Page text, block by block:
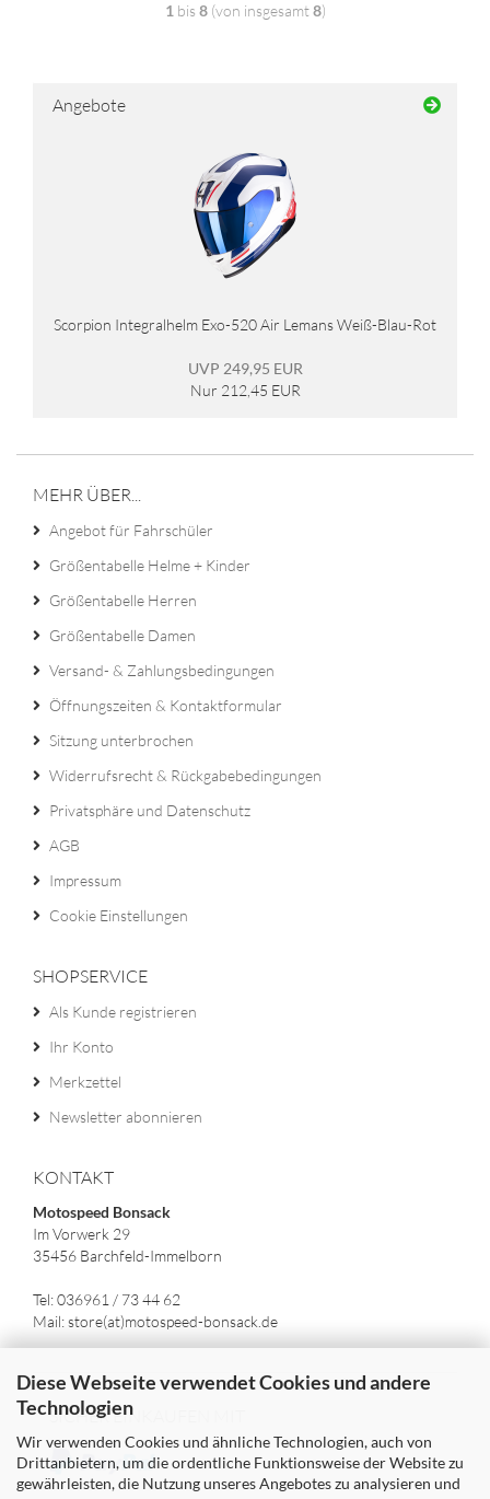
Diese Webseite verwendet Cookies und andere
Technologien
Wir verwenden Cookies und ähnliche Technologien, auch von
Drittanbietern, um die ordentliche Funktionsweise der Website zu
gewährleisten, die Nutzung unseres Angebotes zu analysieren und
1 bis 8(von insgesamt8)
Angebote
Scorpion Integralhelm Exo-520 Air Lemans Weiß-Blau-Rot
UVP 249,95 EUR
Nur 212,45 EUR
MEHR ÜBER...
Angebot für Fahrschüler
Größentabelle Helme + Kinder
Größentabelle Herren
Größentabelle Damen
Versand- & Zahlungsbedingungen
Öffnungszeiten & Kontaktformular
Sitzung unterbrochen
Widerrufsrecht & Rückgabebedingungen
Privatsphäre und Datenschutz
AGB
Impressum
Cookie Einstellungen
SHOPSERVICE
Als Kunde registrieren
Ihr Konto
Merkzettel
Newsletter abonnieren
KONTAKT
Motospeed Bonsack
Im Vorwerk 29
35456 Barchfeld-Immelborn
Tel: 036961 / 73 44 62
Mail: store(at)motospeed-bonsack.de
SICHER EINKAUFEN MIT